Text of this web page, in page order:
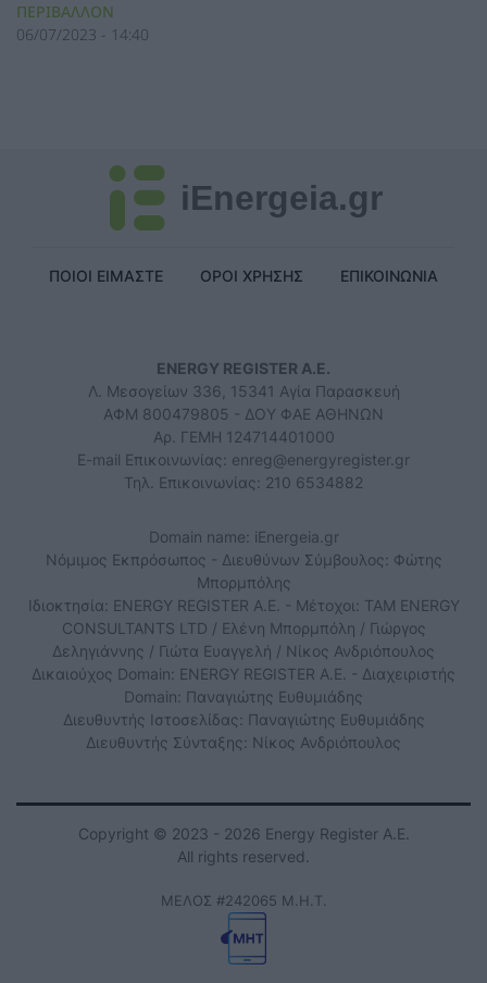
ΠΕΡΙΒΑΛΛΟΝ
06/07/2023 - 14:40
iEnergeia.gr
ΠΟΙΟΙ ΕΙΜΑΣΤΕ ΟΡΟΙ ΧΡΗΣΗΣ ΕΠΙΚΟΙΝΩΝΙΑ
ENERGY REGISTER Α.Ε.
Λ. Μεσογείων 336, 15341 Αγία Παρασκευή
ΑΦΜ 800479805 - ΔΟΥ ΦΑΕ ΑΘΗΝΩΝ
Αρ. ΓΕΜΗ 124714401000
E-mail Επικοινωνίας: enreg@energyregister.gr
Τηλ. Επικοινωνίας: 210 6534882
Domain name: iEnergeia.gr
Νόμιμος Εκπρόσωπος - Διευθύνων Σύμβουλος: Φώτης
Μπορμπόλης
Ιδιοκτησία: ENERGY REGISTER Α.Ε. - Μέτοχοι: TAM ENERGY
CONSULTANTS LTD / Ελένη Μπορμπόλη / Γιώργος
Δεληγιάννης / Γιώτα Ευαγγελή / Νίκος Ανδριόπουλος
Δικαιούχος Domain: ENERGY REGISTER Α.Ε. - Διαχειριστής
Domain: Παναγιώτης Ευθυμιάδης
Διευθυντής Ιστοσελίδας: Παναγιώτης Ευθυμιάδης
Διευθυντής Σύνταξης: Νίκος Ανδριόπουλος
Copyright © 2023 - 2026 Energy Register Α.Ε.
All rights reserved.
ΜΕΛΟΣ #242065 Μ.Η.Τ.